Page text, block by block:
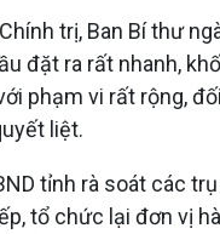
trị, Ban Bí thư
ra rất nhanh,
phạm vi rất rộng,
liệt.
tỉnh rà soát các
tổ chức lại đơn vị